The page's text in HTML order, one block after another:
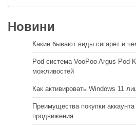
Новини
Какие бывают виды сигарет и
Pod система VooPoo Argus Pod
можливостей
Как активировать Windows 11
Преимущества покупки
продвижения